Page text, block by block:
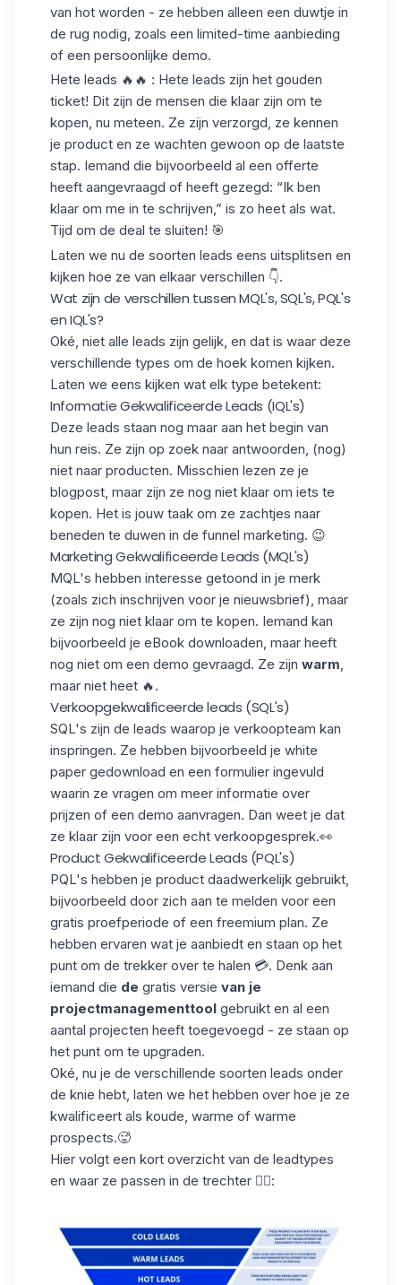
van hot worden - ze hebben alleen een duwtje in
de rug nodig, zoals een limited-time aanbieding
of een persoonlijke demo.
Hete leads 🔥🔥 : Hete leads zijn het gouden
ticket! Dit zijn de mensen die klaar zijn om te
kopen, nu meteen. Ze zijn verzorgd, ze kennen
je product en ze wachten gewoon op de laatste
stap. Iemand die bijvoorbeeld al een offerte
heeft aangevraagd of heeft gezegd: “Ik ben
klaar om me in te schrijven,” is zo heet als wat.
Tijd om de deal te sluiten! 🎯
Laten we nu de soorten leads eens uitsplitsen en
kijken hoe ze van elkaar verschillen 👇.
Wat zijn de verschillen tussen MQL's, SQL's, PQL's
en IQL's?
Oké, niet alle leads zijn gelijk, en dat is waar deze
verschillende types om de hoek komen kijken.
Laten we eens kijken wat elk type betekent:
Informatie Gekwalificeerde Leads (IQL's)
Deze leads staan nog maar aan het begin van
hun reis. Ze zijn op zoek naar antwoorden, (nog)
niet naar producten. Misschien lezen ze je
blogpost, maar zijn ze nog niet klaar om iets te
kopen. Het is jouw taak om ze zachtjes naar
beneden te duwen in de funnel marketing. 😉
Marketing Gekwalificeerde Leads (MQL's)
MQL's hebben interesse getoond in je merk
(zoals zich inschrijven voor je nieuwsbrief), maar
ze zijn nog niet klaar om te kopen. Iemand kan
bijvoorbeeld je eBook downloaden, maar heeft
nog niet om een demo gevraagd. Ze zijn warm,
maar niet heet 🔥.
Verkoopgekwalificeerde leads (SQL's)
SQL's zijn de leads waarop je verkoopteam kan
inspringen. Ze hebben bijvoorbeeld je white
paper gedownload en een formulier ingevuld
waarin ze vragen om meer informatie over
prijzen of een demo aanvragen. Dan weet je dat
ze klaar zijn voor een echt verkoopgesprek.👀
Product Gekwalificeerde Leads (PQL's)
PQL's hebben je product daadwerkelijk gebruikt,
bijvoorbeeld door zich aan te melden voor een
gratis proefperiode of een freemium plan. Ze
hebben ervaren wat je aanbiedt en staan op het
punt om de trekker over te halen 💳. Denk aan
iemand die de gratis versie van je
projectmanagementtool gebruikt en al een
aantal projecten heeft toegevoegd - ze staan op
het punt om te upgraden.
Oké, nu je de verschillende soorten leads onder
de knie hebt, laten we het hebben over hoe je ze
kwalificeert als koude, warme of warme
prospects.🥵
Hier volgt een kort overzicht van de leadtypes
en waar ze passen in de trechter 👇🏻: